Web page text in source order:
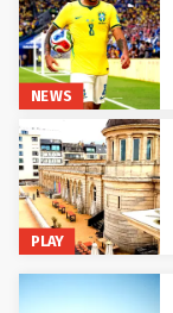
NEWS
PLAY